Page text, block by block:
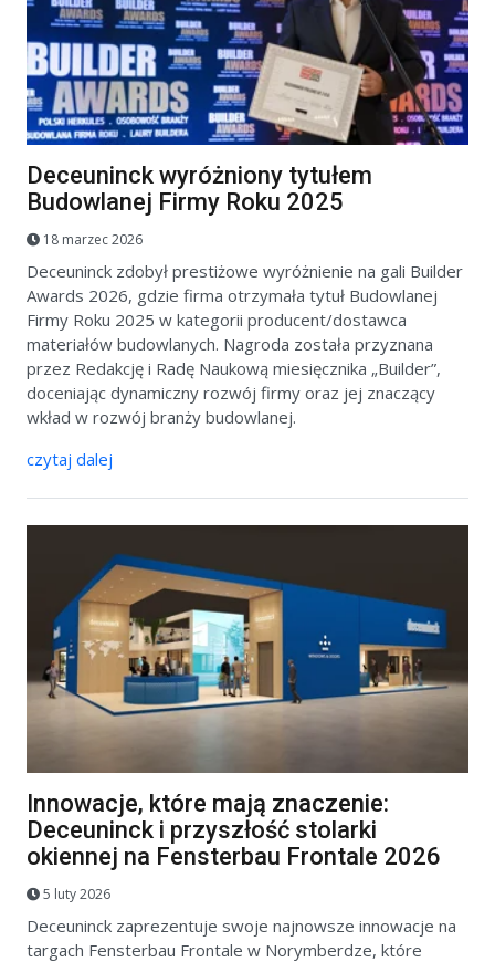
Deceuninck wyróżniony tytułem
Budowlanej Firmy Roku 2025
18 marzec 2026
Deceuninck zdobył prestiżowe wyróżnienie na gali Builder
Awards 2026, gdzie firma otrzymała tytuł Budowlanej
Firmy Roku 2025 w kategorii producent/dostawca
materiałów budowlanych. Nagroda została przyznana
przez Redakcję i Radę Naukową miesięcznika „Builder”,
doceniając dynamiczny rozwój firmy oraz jej znaczący
wkład w rozwój branży budowlanej.
czytaj dalej
Innowacje, które mają znaczenie:
Deceuninck i przyszłość stolarki
okiennej na Fensterbau Frontale 2026
5 luty 2026
Deceuninck zaprezentuje swoje najnowsze innowacje na
targach Fensterbau Frontale w Norymberdze, które